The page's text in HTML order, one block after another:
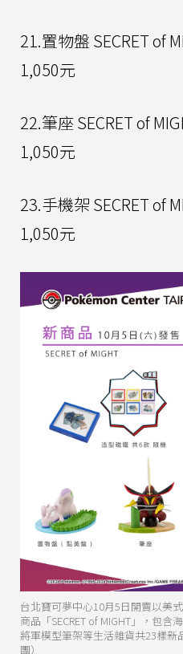
21.置物盤 SECRET of
1,050元
22.筆座 SECRET of
1,050元
23.手機架 SECRET of
1,050元
台北寶可夢中心10月5日開賣以美
商品「SECRET of MIGHT」，包
將軍模型筆架等生活雜貨共23樣
團）